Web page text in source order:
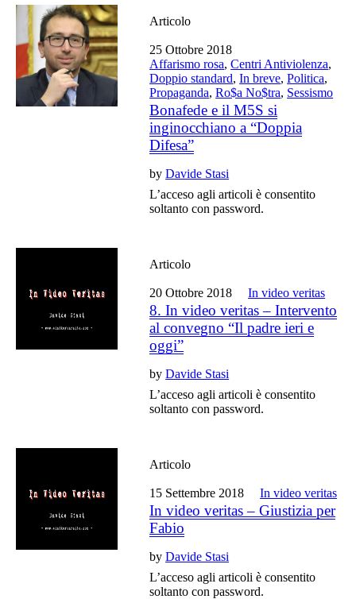
Articolo
25 Ottobre 2018
Affarismo rosa,Centri Antiviolenza,
Doppio standard,In breve,Politica,
Propaganda,Ro$a No$tra, Sessismo
Bonafede e il M5S si
inginocchiano a “Doppia
Difesa”
byDavide Stasi
L’acceso agli articoli è consentito
soltanto con password.
Articolo
20 Ottobre 2018 In video veritas
8. In video veritas – Intervento
al convegno “Il padre ieri e
oggi”
byDavide Stasi
L’acceso agli articoli è consentito
soltanto con password.
Articolo
15 Settembre 2018 In video veritas
In video veritas – Giustizia per
Fabio
byDavide Stasi
L’acceso agli articoli è consentito
soltanto con password.